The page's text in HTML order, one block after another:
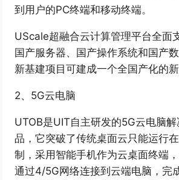
到用户的PC终端和移动终端。
UScale超融合云计算管理平台全面
国产服务器、国产操作系统和国产
新基建项目可建成一个全国产化的新
2、5G云电脑
UTOB是UIT自主研发的5G云电脑
品，它突破了传统桌面云只能运行
制，采用智能手机作为云桌面终端
通过4/5G网络连接到云端电脑，完